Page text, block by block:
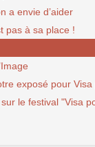
a envie d’aider
pas à sa place !
exposé pour Visa
le festival "Visa